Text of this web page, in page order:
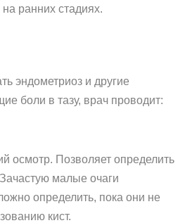
ранних стадиях.
эндометриоз и другие
боли в тазу, врач проводит:
осмотр. Позволяет определить
малые очаги
определить, пока они не
кист.